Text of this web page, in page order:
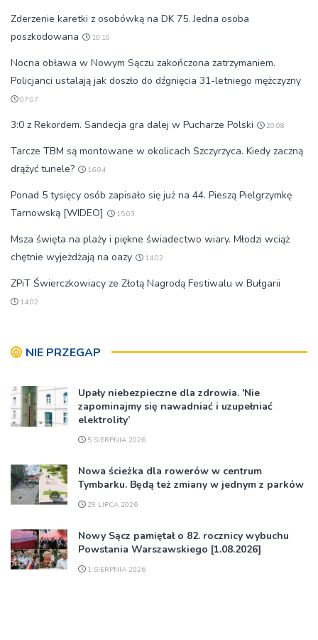
Zderzenie karetki z osobówką na DK 75. Jedna osoba
poszkodowana
10:10
Nocna obława w Nowym Sączu zakończona zatrzymaniem.
Policjanci ustalają jak doszło do dźgnięcia 31-letniego mężczyzny
07:07
3:0 z Rekordem. Sandecja gra dalej w Pucharze Polski 20:08
Tarcze TBM są montowane w okolicach Szczyrzyca. Kiedy zaczną
drążyć tunele?
16:04
Ponad 5 tysięcy osób zapisało się już na 44. Pieszą Pielgrzymkę
Tarnowską [WIDEO]
15:03
Msza święta na plaży i piękne świadectwo wiary. Młodzi wciąż
chętnie wyjeżdżają na oazy
14:02
ZPiT Świerczkowiacy ze Złotą Nagrodą Festiwalu w Bułgarii
14:02
NIE PRZEGAP
Upały niebezpieczne dla zdrowia. 'Nie
zapominajmy się nawadniać i uzupełniać
elektrolity’
5 SIERPNIA 2026
Nowa ścieżka dla rowerów w centrum
Tymbarku. Będą też zmiany w jednym z parków
29 LIPCA 2026
Nowy Sącz pamiętał o 82. rocznicy wybuchu
Powstania Warszawskiego [1.08.2026]
1 SIERPNIA 2026